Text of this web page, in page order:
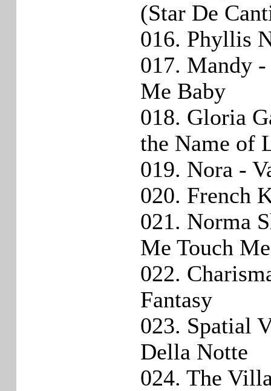
(Star De
016. Phyllis
017. Mandy
Me Baby
018. Gloria
the Name of
019. Nora -
020. French
021. Norma
Me Touch Me
022.
Fantasy
023. Spatial
Della Notte
024. The